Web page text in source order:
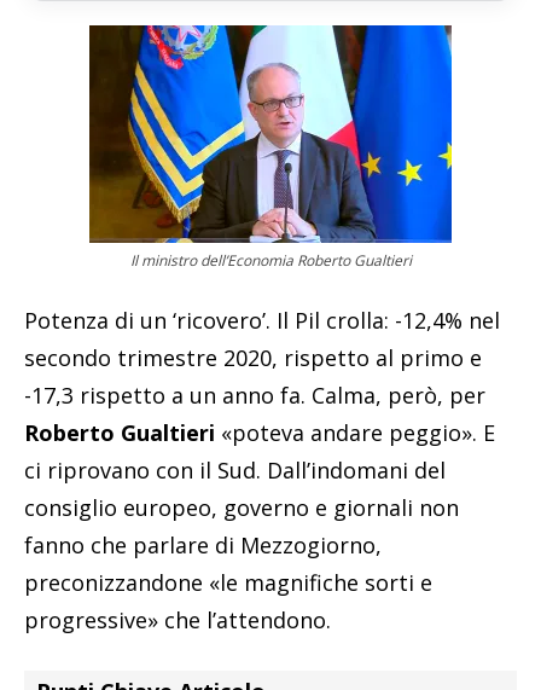
Il ministro dell’Economia Roberto Gualtieri
Potenza di un ‘ricovero’. Il Pil crolla: -12,4% nel
secondo trimestre 2020, rispetto al primo e
-17,3 rispetto a un anno fa. Calma, però, per
Roberto Gualtieri «poteva andare peggio». E
ci riprovano con il Sud. Dall’indomani del
consiglio europeo, governo e giornali non
fanno che parlare di Mezzogiorno,
preconizzandone «le magnifiche sorti e
progressive» che l’attendono.